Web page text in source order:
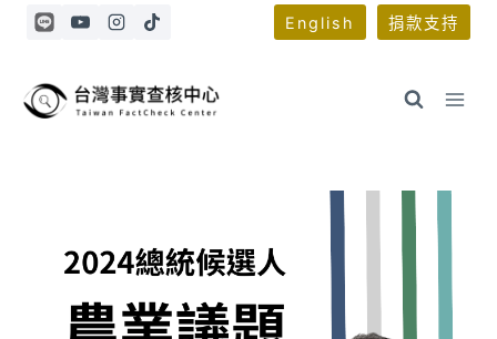
Skip
English 捐款支持